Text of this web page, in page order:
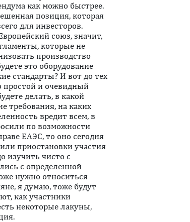
как можно быстрее.
позиция, которая
для инвесторов.
союз, значит,
которые не
производство
это оборудование
стандарты? И вот до тех
простой и очевидный
делать, в какой
требования, на каких
вредит всем, в
по возможности
ЕАЭС, то оно сегодня
приостановки участия
изучить чисто с
с определенной
нужно относиться
я думаю, тоже будут
как участники
некоторые лакуны,